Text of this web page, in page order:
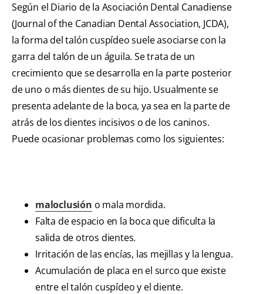
Según el Diario de la Asociación Dental Canadiense
(Journal of the Canadian Dental Association, JCDA),
la forma del talón cuspídeo suele asociarse con la
garra del talón de un águila. Se trata de un
crecimiento que se desarrolla en la parte posterior
de uno o más dientes de su hijo. Usualmente se
presenta adelante de la boca, ya sea en la parte de
atrás de los dientes incisivos o de los caninos.
Puede ocasionar problemas como los siguientes:
maloclusión o mala mordida.
Falta de espacio en la boca que dificulta la
salida de otros dientes.
Irritación de las encías, las mejillas y la lengua.
Acumulación de placa en el surco que existe
entre el talón cuspídeo y el diente.